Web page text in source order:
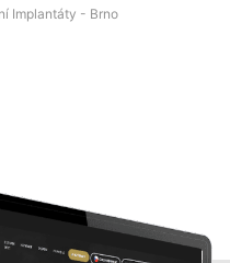
Implantáty - Brno